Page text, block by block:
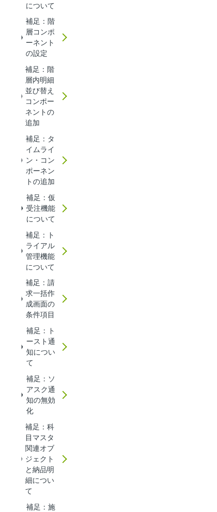
について
補足：階
層コンポ
ーネント
の設定
補足：階
層内明細
並び替え
コンポー
ネントの
追加
補足：タ
イムライ
ン・コン
ポーネン
トの追加
補足：仮
受注機能
について
補足：ト
ライアル
管理機能
について
補足：請
求一括作
成画面の
条件項目
補足：ト
ースト通
知につい
て
補足：ソ
アスク通
知の無効
化
補足：科
目マスタ
関連オブ
ジェクト
と納品明
細につい
て
補足：施